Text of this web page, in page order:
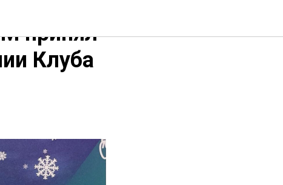
принял
Клуба